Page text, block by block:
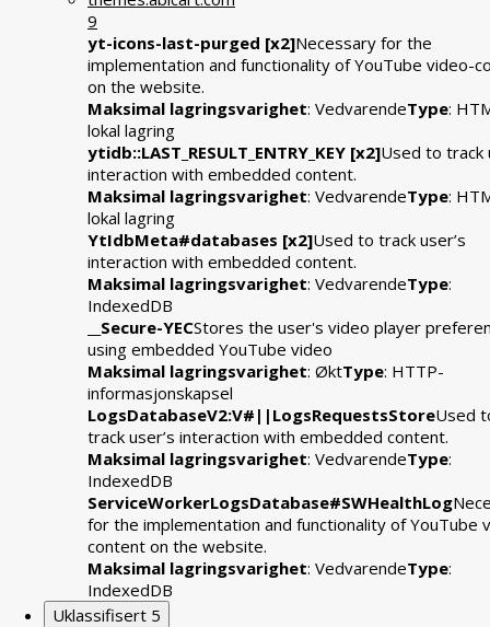
9
yt-icons-last-purged [x2]Necessary for the
implementation and functionality of YouTube video-
on the website.
Maksimal lagringsvarighet: VedvarendeType:
lokal lagring
ytidb::LAST_RESULT_ENTRY_KEY [x2]Used to track
interaction with embedded content.
Maksimal lagringsvarighet: VedvarendeType:
lokal lagring
YtIdbMeta#databases [x2]Used to track user’s
interaction with embedded content.
Maksimal lagringsvarighet: VedvarendeType:
IndexedDB
__Secure-YECStores the user's video player
using embedded YouTube video
Maksimal lagringsvarighet: ØktType: HTTP-
informasjonskapsel
LogsDatabaseV2:V#||LogsRequestsStoreUsed
track user’s interaction with embedded content.
Maksimal lagringsvarighet: VedvarendeType:
IndexedDB
ServiceWorkerLogsDatabase#SWHealthLog
for the implementation and functionality of YouTube
content on the website.
Maksimal lagringsvarighet: VedvarendeType:
IndexedDB
Uklassifisert 5